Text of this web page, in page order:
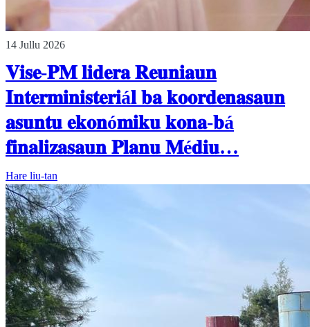
14 Jullu 2026
𝐕𝐢𝐬𝐞-𝐏𝐌 𝐥𝐢𝐝𝐞𝐫𝐚 𝐑𝐞𝐮𝐧𝐢𝐚𝐮𝐧
𝐈𝐧𝐭𝐞𝐫𝐦𝐢𝐧𝐢𝐬𝐭𝐞𝐫𝐢á𝐥 𝐛𝐚 𝐤𝐨𝐨𝐫𝐝𝐞𝐧𝐚𝐬𝐚𝐮𝐧
𝐚𝐬𝐮𝐧𝐭𝐮 𝐞𝐤𝐨𝐧ó𝐦𝐢𝐤𝐮 𝐤𝐨𝐧𝐚-𝐛á
𝐟𝐢𝐧𝐚𝐥𝐢𝐳𝐚𝐬𝐚𝐮𝐧 𝐏𝐥𝐚𝐧𝐮 𝐌é𝐝𝐢𝐮…
Hare liu-tan